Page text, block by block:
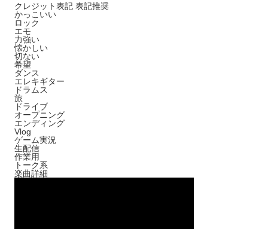
クレジット表記 表記推奨
かっこいい
ロック
エモ
力強い
懐かしい
切ない
希望
ダンス
エレキギター
ドラムス
旅
ドライブ
オープニング
エンディング
Vlog
ゲーム実況
生配信
作業用
トーク系
楽曲詳細